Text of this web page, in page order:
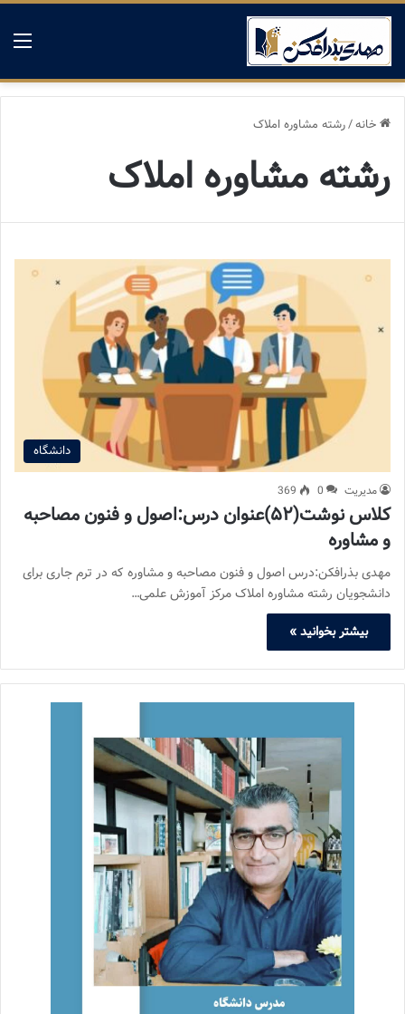
خانه/رشته مشاوره املاک
رشته مشاوره املاک
دانشگاه
مدیریت 0
369
کلاس نوشت(۵۲)عنوان درس:اصول و فنون مصاحبه
و مشاوره
مهدی بذرافکن:درس اصول و فنون مصاحبه و مشاوره که در ترم جاری برای
دانشجویان رشته مشاوره املاک مرکز آموزش علمی…
بیشتر بخوانید »